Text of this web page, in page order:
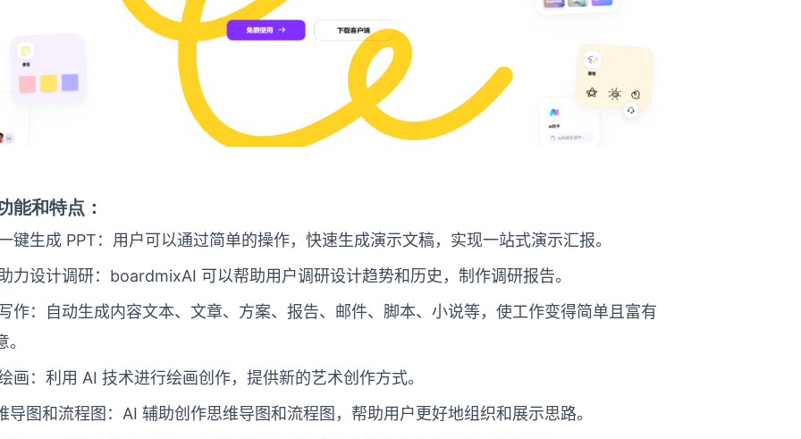
能和特点：
键生成 PPT：用户可以通过简单的操作，快速生成演示文稿，实现一站式演示汇报。
力设计调研：boardmixAI 可以帮助用户调研设计趋势和历史，制作调研报告。
作：自动生成内容文本、文章、方案、报告、邮件、脚本、小说等，使工作变得简单且富有
。
画：利用 AI 技术进行绘画创作，提供新的艺术创作方式。
导图和流程图：AI 辅助创作思维导图和流程图，帮助用户更好地组织和展示思路。